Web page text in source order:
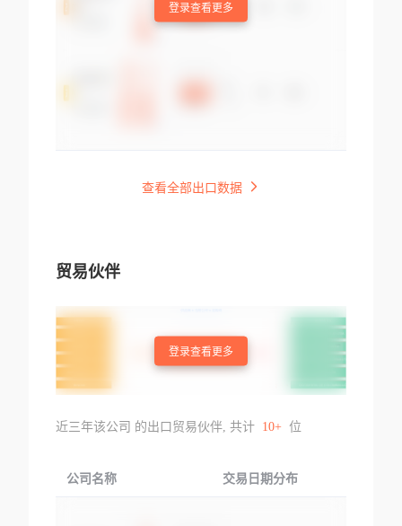
登录查看更多
查看全部出口数据
贸易伙伴
登录查看更多
近三年该公司 的出口贸易伙伴, 共计 10+ 位
公司名称 交易日期分布